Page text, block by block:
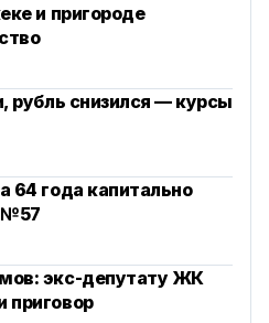
и пригороде
рубль снизился — курсы
64 года капитально
№57
экс-депутату ЖК
приговор